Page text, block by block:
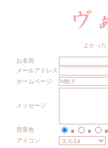
よかっ
お名前
メールアドレス
ホームページ
メッセージ
背景色 ■ ■ ■
アイコン